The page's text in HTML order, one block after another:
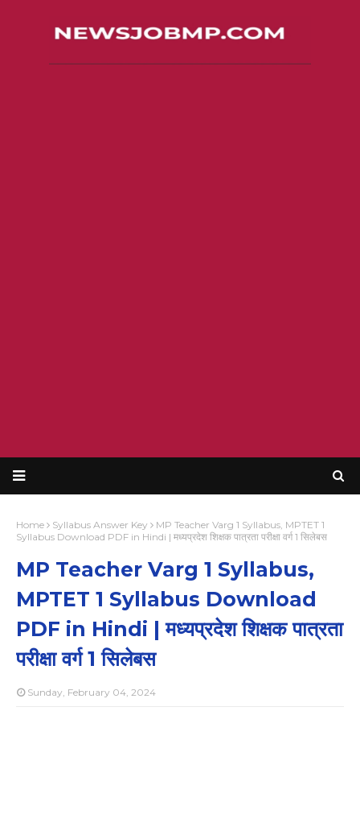
Home Syllabus Answer Key
MP Teacher Varg 1 Syllabus, MPTET 1
Syllabus Download PDF in Hindi | मध्यप्रदेश शिक्षक पात्रता परीक्षा वर्ग 1 सिलेबस
MP Teacher Varg 1 Syllabus,
MPTET 1 Syllabus Download
PDF in Hindi | मध्यप्रदेश शिक्षक पात्रता
परीक्षा वर्ग 1 सिलेबस
Sunday, February 04, 2024